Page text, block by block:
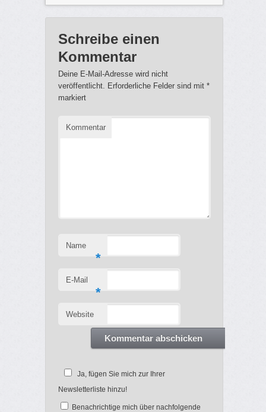
Schreibe einen
Kommentar
Deine E-Mail-Adresse wird nicht
veröffentlicht. Erforderliche Felder sind mit *
markiert
Kommentar
Name
*
E-Mail
*
Website
Ja, fügen Sie mich zur Ihrer
Newsletterliste hinzu!
Benachrichtige mich über nachfolgende